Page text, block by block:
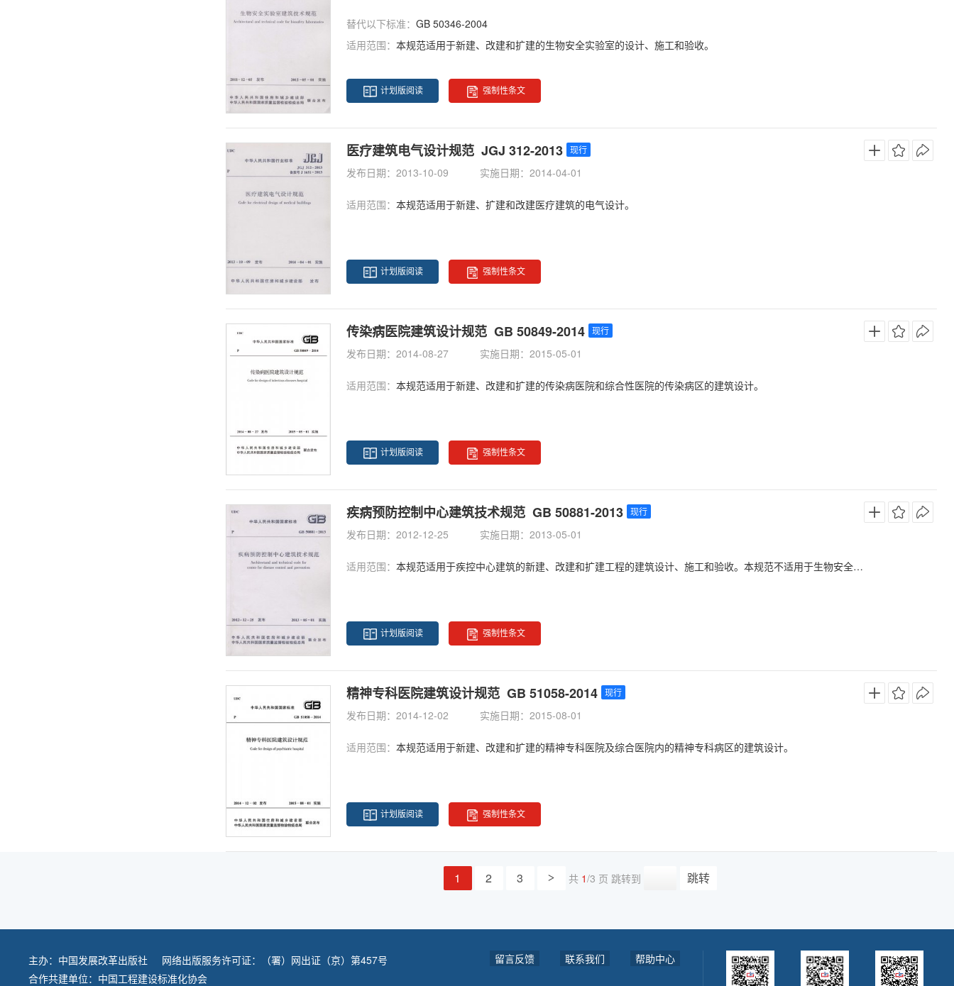
替代以下标准： GB 50346-2004
适用范围： 本规范适用于新建、改建和扩建的生物安全实验室的设计、施工和验收。
计划版阅读 强制性条文
医疗建筑电气设计规范 JGJ 312-2013 现行
发布日期：2013-10-09 实施日期：2014-04-01
适用范围： 本规范适用于新建、扩建和改建医疗建筑的电气设计。
计划版阅读 强制性条文
传染病医院建筑设计规范 GB 50849-2014 现行
发布日期：2014-08-27 实施日期：2015-05-01
适用范围： 本规范适用于新建、改建和扩建的传染病医院和综合性医院的传染病区的建筑设计。
计划版阅读 强制性条文
疾病预防控制中心建筑技术规范 GB 50881-2013 现行
发布日期：2012-12-25 实施日期：2013-05-01
适用范围： 本规范适用于疾控中心建筑的新建、改建和扩建工程的建筑设计、施工和验收。本规范不适用于生物安全四级实验室。
计划版阅读 强制性条文
精神专科医院建筑设计规范 GB 51058-2014 现行
发布日期：2014-12-02 实施日期：2015-08-01
适用范围： 本规范适用于新建、改建和扩建的精神专科医院及综合医院内的精神专科病区的建筑设计。
计划版阅读 强制性条文
1 2 3 > 共 1/3 页 跳转到 跳转
主办： 中国发展改革出版社
网络出版服务许可证：（署）网出证（京）第457号
合作共建单位： 中国工程建设标准化协会
留言反馈 联系我们 帮助中心